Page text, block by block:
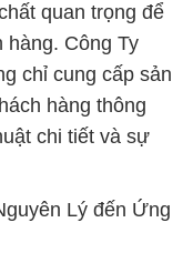
quan trọng để
hàng. Công Ty
chỉ cung cấp sản
hàng thông
chi tiết và sự
Lý đến Ứng